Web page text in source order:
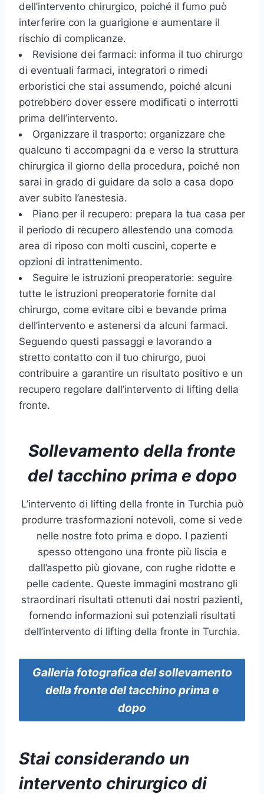
dell’intervento chirurgico, poiché il fumo può
interferire con la guarigione e aumentare il
rischio di complicanze.
Revisione dei farmaci: informa il tuo chirurgo
di eventuali farmaci, integratori o rimedi
erboristici che stai assumendo, poiché alcuni
potrebbero dover essere modificati o interrotti
prima dell’intervento.
Organizzare il trasporto: organizzare che
qualcuno ti accompagni da e verso la struttura
chirurgica il giorno della procedura, poiché non
sarai in grado di guidare da solo a casa dopo
aver subito l’anestesia.
Piano per il recupero: prepara la tua casa per
il periodo di recupero allestendo una comoda
area di riposo con molti cuscini, coperte e
opzioni di intrattenimento.
Seguire le istruzioni preoperatorie: seguire
tutte le istruzioni preoperatorie fornite dal
chirurgo, come evitare cibi e bevande prima
dell’intervento e astenersi da alcuni farmaci.
Seguendo questi passaggi e lavorando a
stretto contatto con il tuo chirurgo, puoi
contribuire a garantire un risultato positivo e un
recupero regolare dall’intervento di lifting della
fronte.
Sollevamento della fronte
del tacchino prima e dopo
L’intervento di lifting della fronte in Turchia può
produrre trasformazioni notevoli, come si vede
nelle nostre foto prima e dopo. I pazienti
spesso ottengono una fronte più liscia e
dall’aspetto più giovane, con rughe ridotte e
pelle cadente. Queste immagini mostrano gli
straordinari risultati ottenuti dai nostri pazienti,
fornendo informazioni sui potenziali risultati
dell’intervento di lifting della fronte in Turchia.
Galleria fotografica del sollevamento
della fronte del tacchino prima e
dopo
Stai considerando un
intervento chirurgico di